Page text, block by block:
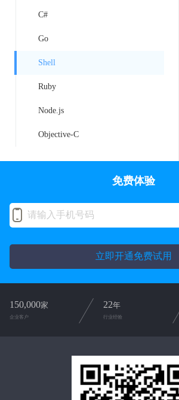
C#
Go
Shell
Ruby
Node.js
Objective-C
免费体验
立即开通免费试用
150,000家
企业客户
22年
行业经验